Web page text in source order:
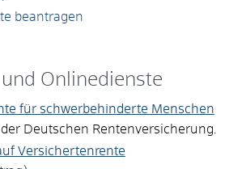
beantragen
Onlinedienste
für schwerbehinderte Menschen
Deutschen Rentenversicherung.
Versichertenrente